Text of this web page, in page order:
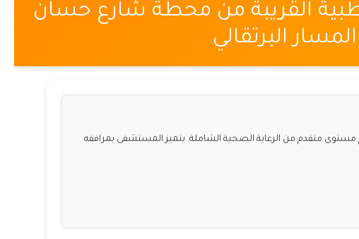
القريبة من محطة شارع حسان
البرتقالي
متقدم من الرعاية الصحية الشاملة. يتميز المستشفى بمرافقه